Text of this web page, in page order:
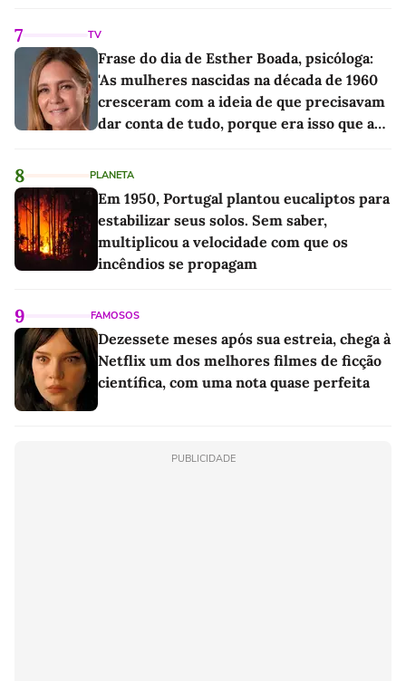
7 TV
Frase do dia de Esther Boada, psicóloga:
'As mulheres nascidas na década de 1960
cresceram com a ideia de que precisavam
dar conta de tudo, porque era isso que a
8 PLANETA
Em 1950, Portugal plantou eucaliptos para
estabilizar seus solos. Sem saber,
multiplicou a velocidade com que os
incêndios se propagam
9 FAMOSOS
Dezessete meses após sua estreia, chega à
Netflix um dos melhores filmes de ficção
científica, com uma nota quase perfeita
PUBLICIDADE